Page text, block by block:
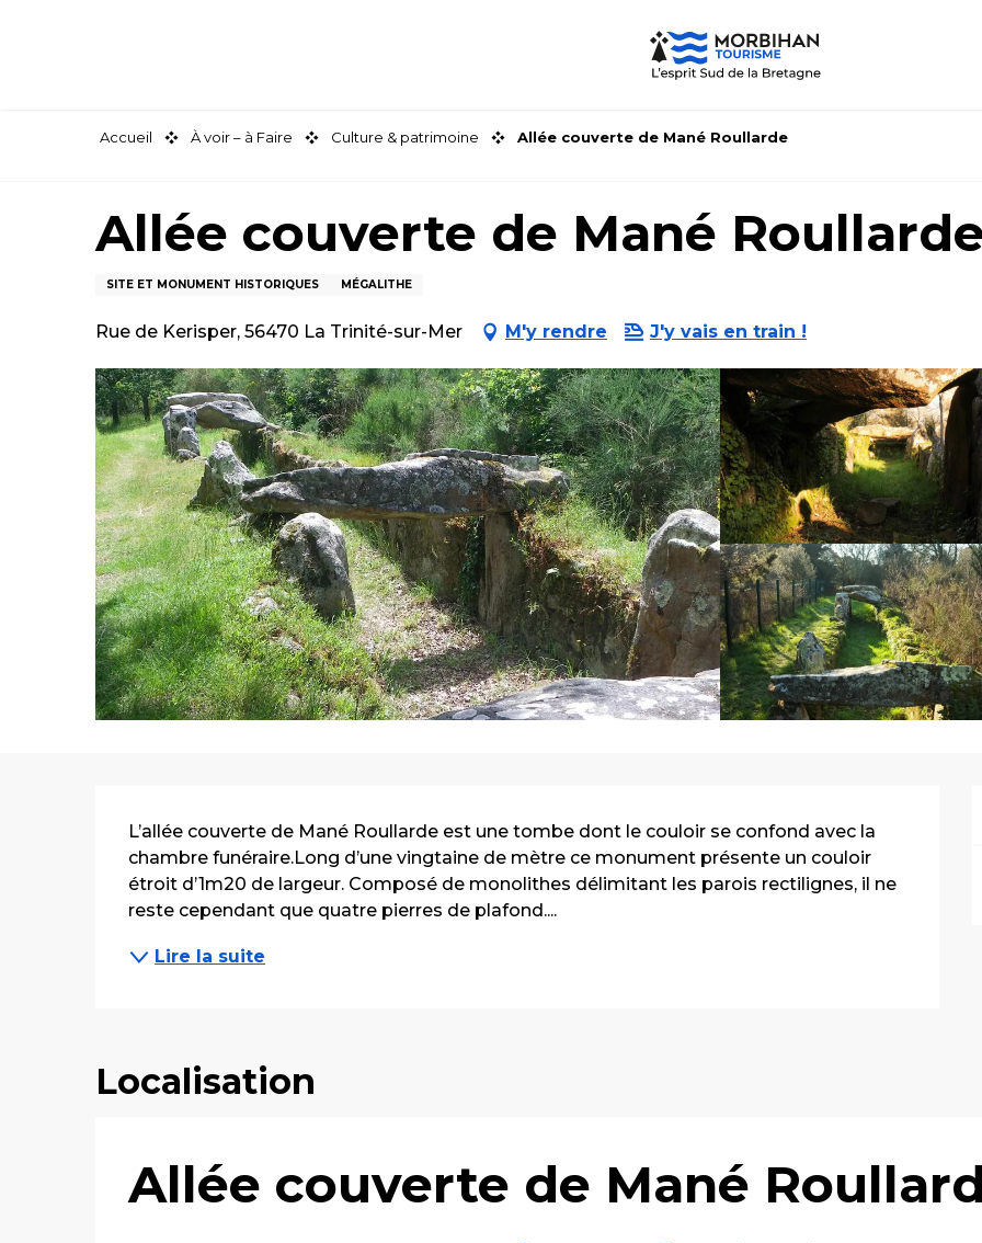
Accueil À voir – à Faire Culture & patrimoine Allée couverte de Mané Roullarde
Allée couverte de Mané
SITE ET MONUMENT HISTORIQUES MÉGALITHE
Rue de Kerisper, 56470 La Trinité-sur-Mer M'y rendre J'y vais en train !
Description
L’allée couverte de Mané Roullarde est une tombe dont le couloir se confond avec la
chambre funéraire.Long d’une vingtaine de mètre ce monument présente un couloir
étroit d’1m20 de largeur. Composé de monolithes délimitant les parois rectilignes, il ne
reste cependant que quatre pierres de plafond....
Lire la suite
Localisation
Allée couverte de Mané